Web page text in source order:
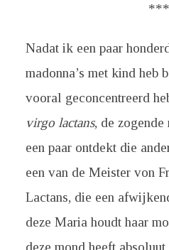
***
Nadat ik een paar
madonna’s met kind heb
vooral geconcentreerd
virgo lactans, de zogende
een paar ontdekt die
een van de Meister von
Lactans, die een
deze Maria houdt haar
deze mond heeft